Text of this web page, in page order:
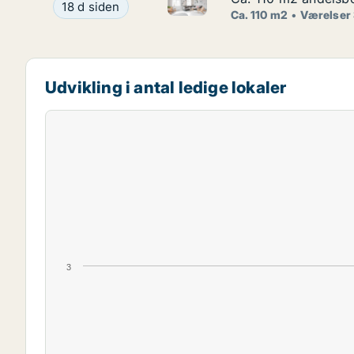
Ca. 110 m2 andelsbolig til salg på 1900
18 d siden
Ca. 110 m2 Værelser
Udvikling i antal ledige lokaler
3